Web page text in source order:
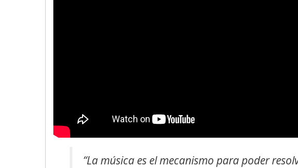
“La música es el mecanismo para poder